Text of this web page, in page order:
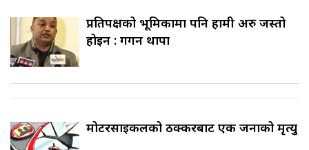
प्रतिपक्षको भूमिकामा पनि हामी अरु जस्तो
होइन : गगन थापा
मोटरसाइकलको ठक्करबाट एक जनाको मृत्यु